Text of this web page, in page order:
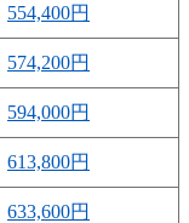
554,400円
574,200円
594,000円
613,800円
633,600円